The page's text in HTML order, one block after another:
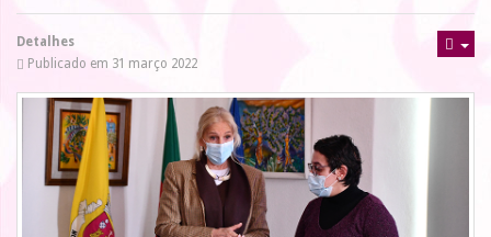
Detalhes
Publicado em 31 março 2022